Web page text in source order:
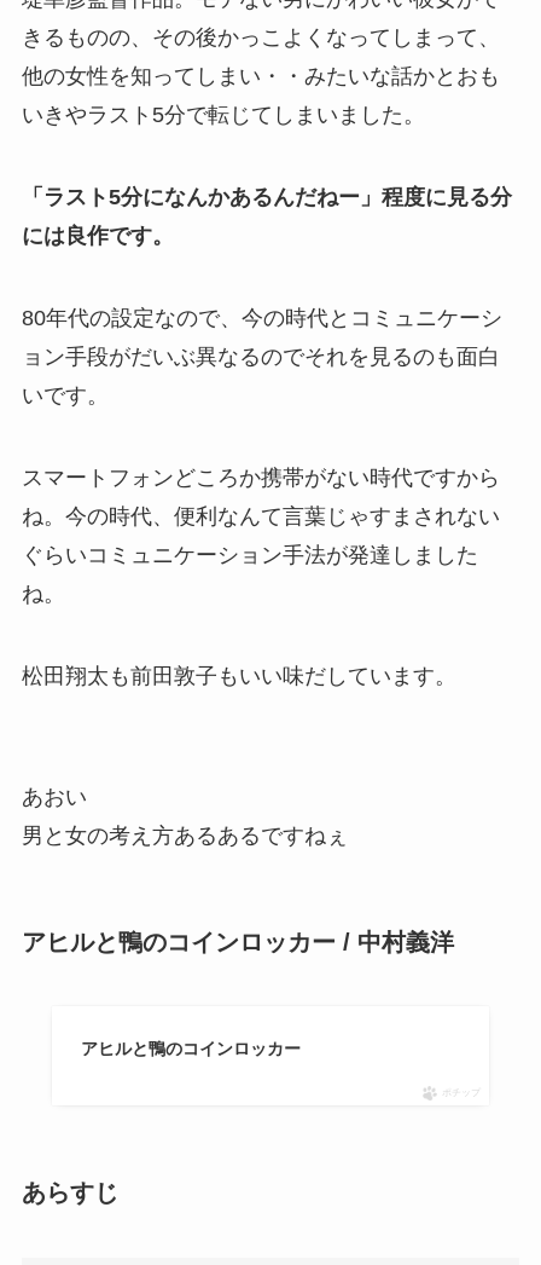
きるものの、その後かっこよくなってしまって、
他の女性を知ってしまい・・みたいな話かとおも
いきやラスト5分で転じてしまいました。
「ラスト5分になんかあるんだねー」程度に見る分
には良作です。
80年代の設定なので、今の時代とコミュニケーシ
ョン手段がだいぶ異なるのでそれを見るのも面白
いです。
スマートフォンどころか携帯がない時代ですから
ね。今の時代、便利なんて言葉じゃすまされない
ぐらいコミュニケーション手法が発達しました
ね。
松田翔太も前田敦子もいい味だしています。
あおい
男と女の考え方あるあるですねぇ
アヒルと鴨のコインロッカー / 中村義洋
アヒルと鴨のコインロッカー
ポチップ
あらすじ